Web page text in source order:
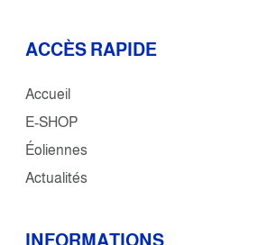
ACCÈS RAPIDE
Accueil
E-SHOP
Éoliennes
Actualités
INFORMATIONS